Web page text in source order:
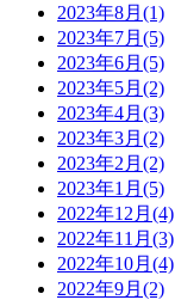
2023年8月(1)
2023年7月(5)
2023年6月(5)
2023年5月(2)
2023年4月(3)
2023年3月(2)
2023年2月(2)
2023年1月(5)
2022年12月(4)
2022年11月(3)
2022年10月(4)
2022年9月(2)